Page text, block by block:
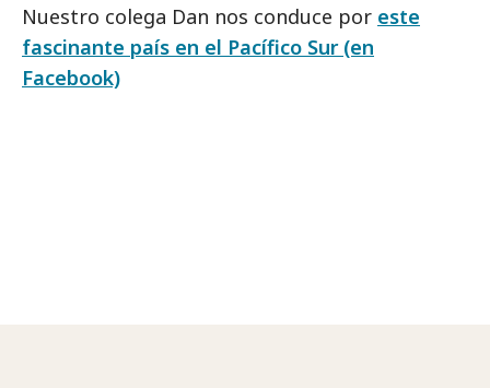
Nuestro colega Dan nos conduce por este
fascinante país en el Pacífico Sur (en
Facebook)